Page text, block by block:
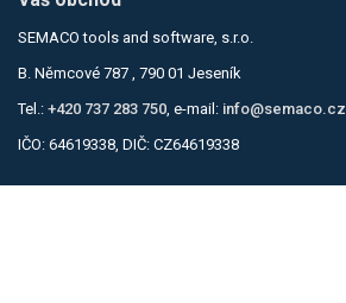
SEMACO tools and software, s.r.o.
B. Němcové 787 , 790 01 Jeseník
Tel.: +420 737 283 750, e-mail: info@semaco.cz
IČO: 64619338, DIČ: CZ64619338